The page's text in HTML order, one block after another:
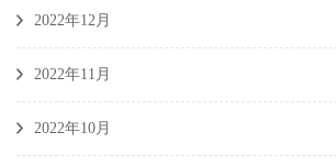
2022年12月
2022年11月
2022年10月